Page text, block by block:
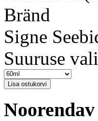
Bränd
Signe
Suuruse